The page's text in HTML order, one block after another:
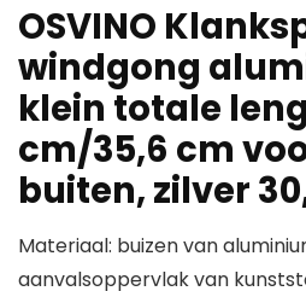
OSVINO
windgong
klein totale
cm/35,6 cm
buiten, zilver
Materiaal: buizen van
aanvalsoppervlak van